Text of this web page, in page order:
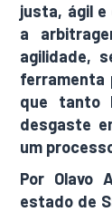
justa, ágil
a
agilidade,
ferramenta
que tanto
desgaste
um
Por Olavo
estado de